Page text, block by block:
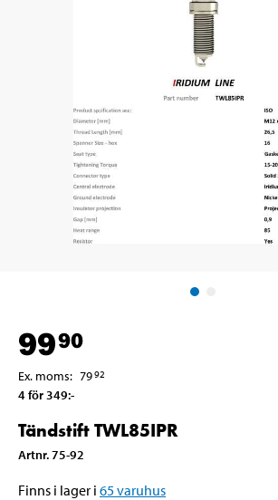
9990
Ex. moms: 7992
4 för 349:-
Tändstift TWL85IPR
Artnr.75-92
Finns i lager i 65varuhus